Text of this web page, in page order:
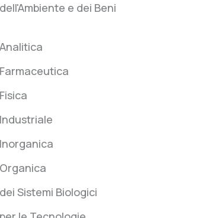
e dei Beni
Sistemi Biologici